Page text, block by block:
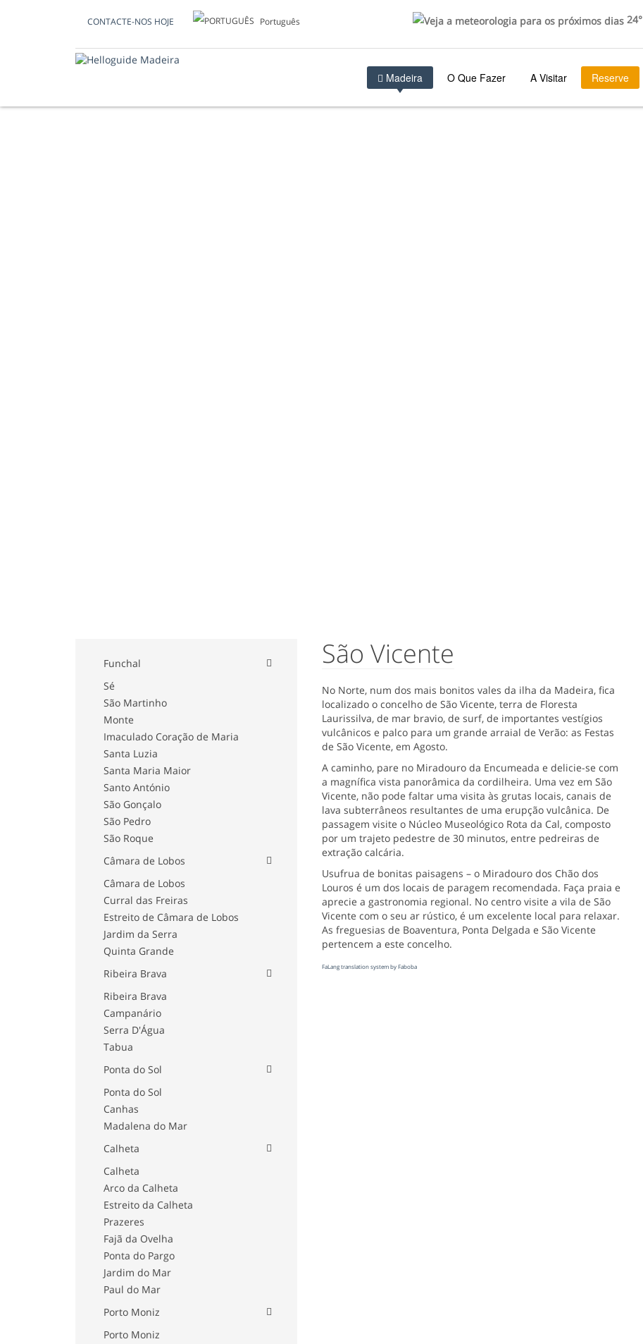
CONTACTE-NOS HOJE Português 24°
Madeira O Que Fazer A Visitar Reserve
São Vicente
No Norte, num dos mais bonitos vales da ilha da Madeira, fica
localizado o concelho de São Vicente, terra de Floresta
Laurissilva, de mar bravio, de surf, de importantes vestígios
vulcânicos e palco para um grande arraial de Verão: as Festas
de São Vicente, em Agosto.
A caminho, pare no Miradouro da Encumeada e delicie-se com
a magnífica vista panorâmica da cordilheira. Uma vez em São
Vicente, não pode faltar uma visita às grutas locais, canais de
lava subterrâneos resultantes de uma erupção vulcânica. De
passagem visite o Núcleo Museológico Rota da Cal, composto
por um trajeto pedestre de 30 minutos, entre pedreiras de
extração calcária.
Usufrua de bonitas paisagens – o Miradouro dos Chão dos
Louros é um dos locais de paragem recomendada. Faça praia e
aprecie a gastronomia regional. No centro visite a vila de São
Vicente com o seu ar rústico, é um excelente local para relaxar.
As freguesias de Boaventura, Ponta Delgada e São Vicente
pertencem a este concelho.
FaLang translation system by Faboba
Funchal
Sé
São Martinho
Monte
Imaculado Coração de Maria
Santa Luzia
Santa Maria Maior
Santo António
São Gonçalo
São Pedro
São Roque
Câmara de Lobos
Câmara de Lobos
Curral das Freiras
Estreito de Câmara de Lobos
Jardim da Serra
Quinta Grande
Ribeira Brava
Ribeira Brava
Campanário
Serra D'Água
Tabua
Ponta do Sol
Ponta do Sol
Canhas
Madalena do Mar
Calheta
Calheta
Arco da Calheta
Estreito da Calheta
Prazeres
Fajã da Ovelha
Ponta do Pargo
Jardim do Mar
Paul do Mar
Porto Moniz
Porto Moniz